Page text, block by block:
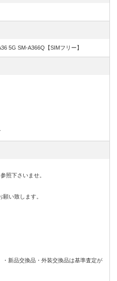
5G SM-A366Q【SIMフリー】
照下さいませ。
い致します。
新品交換品・外装交換品は基準査定が